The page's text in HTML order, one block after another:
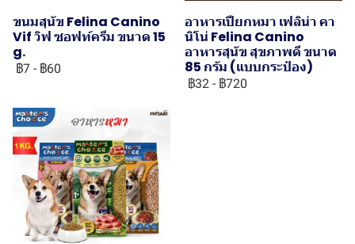
ขนมสุนัข Felina Canino
Vif วิฟ ซอฟท์ครีม ขนาด 15
g.
฿7 - ฿60
อาหารเปียกหมา เฟลิน่า คา
นิโน่ Felina Canino
อาหารสุนัข สุขภาพดี ขนาด
85 กรัม (แบบกระป๋อง)
฿32 - ฿720